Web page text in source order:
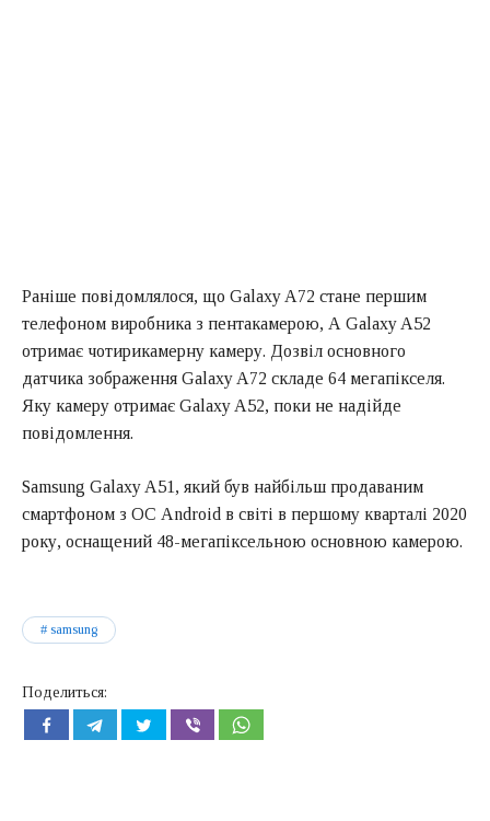
Раніше повідомлялося, що Galaxy A72 стане першим
телефоном виробника з пентакамерою, А Galaxy A52
отримає чотирикамерну камеру. Дозвіл основного
датчика зображення Galaxy A72 складе 64 мегапікселя.
Яку камеру отримає Galaxy A52, поки не надійде
повідомлення.
Samsung Galaxy A51, який був найбільш продаваним
смартфоном з ОС Android в світі в першому кварталі 2020
року, оснащений 48-мегапіксельною основною камерою.
samsung
Поделиться: